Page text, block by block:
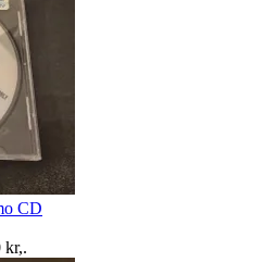
CD
kr,.